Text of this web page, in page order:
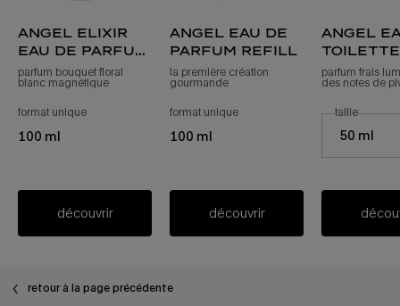
angel elixir
eau de parfum
florale
refill
parfum bouquet floral
blanc magnétique
format unique pour recharge d’angel elixir eau de parfum florale
100 ml
découvrir
angel eau de
parfum refill
la première création
gourmande
format unique recharge d’eau de parfum angel
100 ml
découvrir
angel
toilette
parfum frais
des notes de
Select a taille
50 ml
sélectionner
taillepour
retour à la page précédente